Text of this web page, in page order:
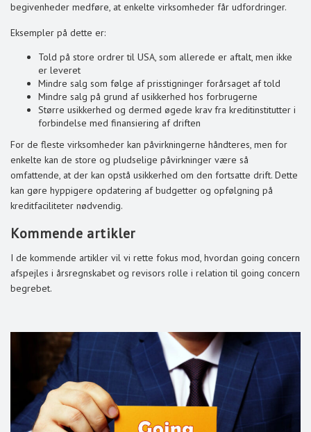
begivenheder medføre, at enkelte virksomheder får udfordringer.
Eksempler på dette er:
Told på store ordrer til USA, som allerede er aftalt, men ikke
er leveret
Mindre salg som følge af prisstigninger forårsaget af told
Mindre salg på grund af usikkerhed hos forbrugerne
Større usikkerhed og dermed øgede krav fra kreditinstitutter i
forbindelse med finansiering af driften
For de fleste virksomheder kan påvirkningerne håndteres, men for
enkelte kan de store og pludselige påvirkninger være så
omfattende, at der kan opstå usikkerhed om den fortsatte drift. Dette
kan gøre hyppigere opdatering af budgetter og opfølgning på
kreditfaciliteter nødvendig.
Kommende artikler
I de kommende artikler vil vi rette fokus mod, hvordan going concern
afspejles i årsregnskabet og revisors rolle i relation til going concern
begrebet.